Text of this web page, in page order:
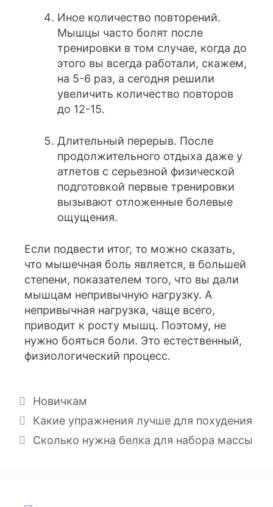
Иное количество повторений.
Мышцы часто болят после
тренировки в том случае, когда до
этого вы всегда работали, скажем,
на 5-6 раз, а сегодня решили
увеличить количество повторов
до 12-15.
Длительный перерыв. После
продолжительного отдыха даже у
атлетов с серьезной физической
подготовкой первые тренировки
вызывают отложенные болевые
ощущения.
Если подвести итог, то можно сказать,
что мышечная боль является, в большей
степени, показателем того, что вы дали
мышцам непривычную нагрузку. А
непривычная нагрузка, чаще всего,
приводит к росту мышц. Поэтому, не
нужно бояться боли. Это естественный,
физиологический процесс.
Новичкам
Какие упражнения лучше для похудения
Сколько нужна белка для набора массы